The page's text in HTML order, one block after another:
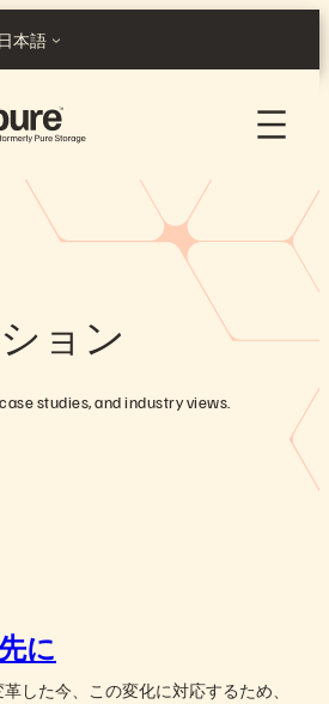
日本語
ョン
studies, and industry views.
に
した今、この変化に対応するため、